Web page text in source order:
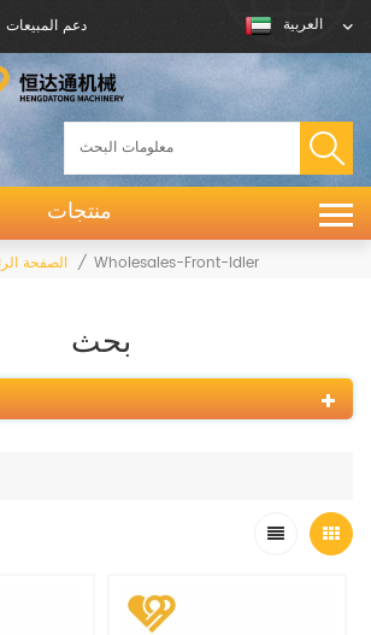
دعم المبيعات 8613696958576 العربية
منتجات
الصفحة / Wholesales-Front-Idler
بحث